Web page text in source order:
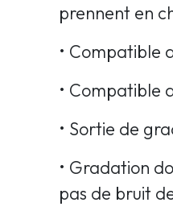
prennent en
• Compatible
• Compatible
• Sortie de
• Gradation
pas de bruit